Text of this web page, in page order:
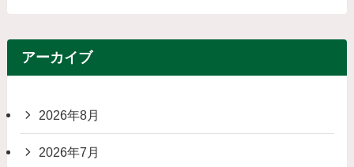
アーカイブ
2026年8月
2026年7月